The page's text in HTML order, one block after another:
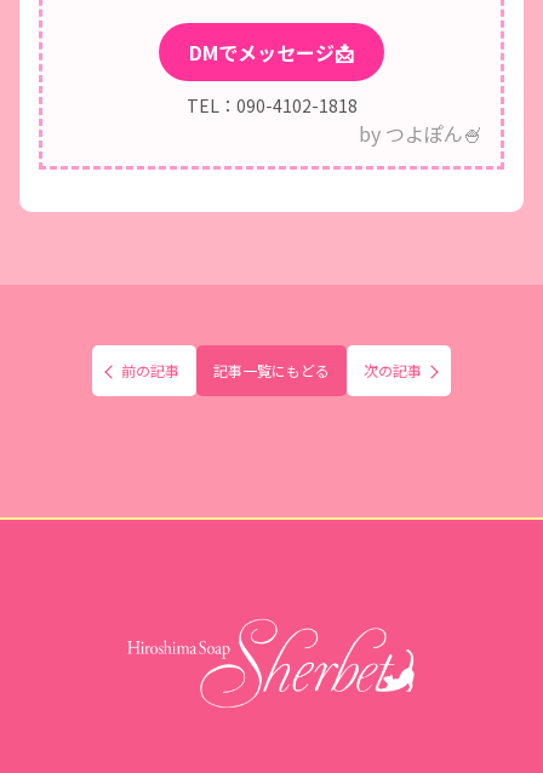
DMでメッセージ📩
TEL：090-4102-1818
by つよぽん🍧
前の記事 記事一覧にもどる 次の記事